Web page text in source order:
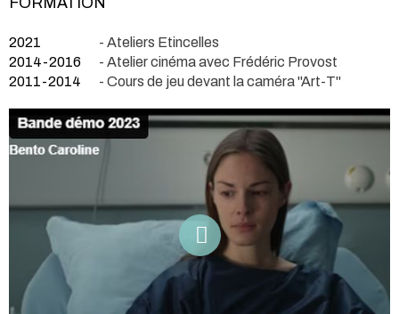
2021
- Ateliers Etincelles
2014-2016
- Atelier cinéma avec Frédéric Provost
2011-2014
- Cours de jeu devant la caméra "Art-T"